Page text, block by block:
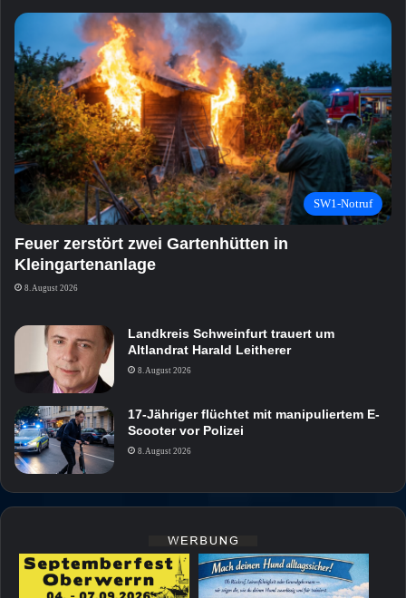
SW1-Notruf
Feuer zerstört zwei Gartenhütten in
Kleingartenanlage
8. August 2026
Landkreis Schweinfurt trauert um
Altlandrat Harald Leitherer
8. August 2026
17-Jähriger flüchtet mit manipuliertem E-
Scooter vor Polizei
8. August 2026